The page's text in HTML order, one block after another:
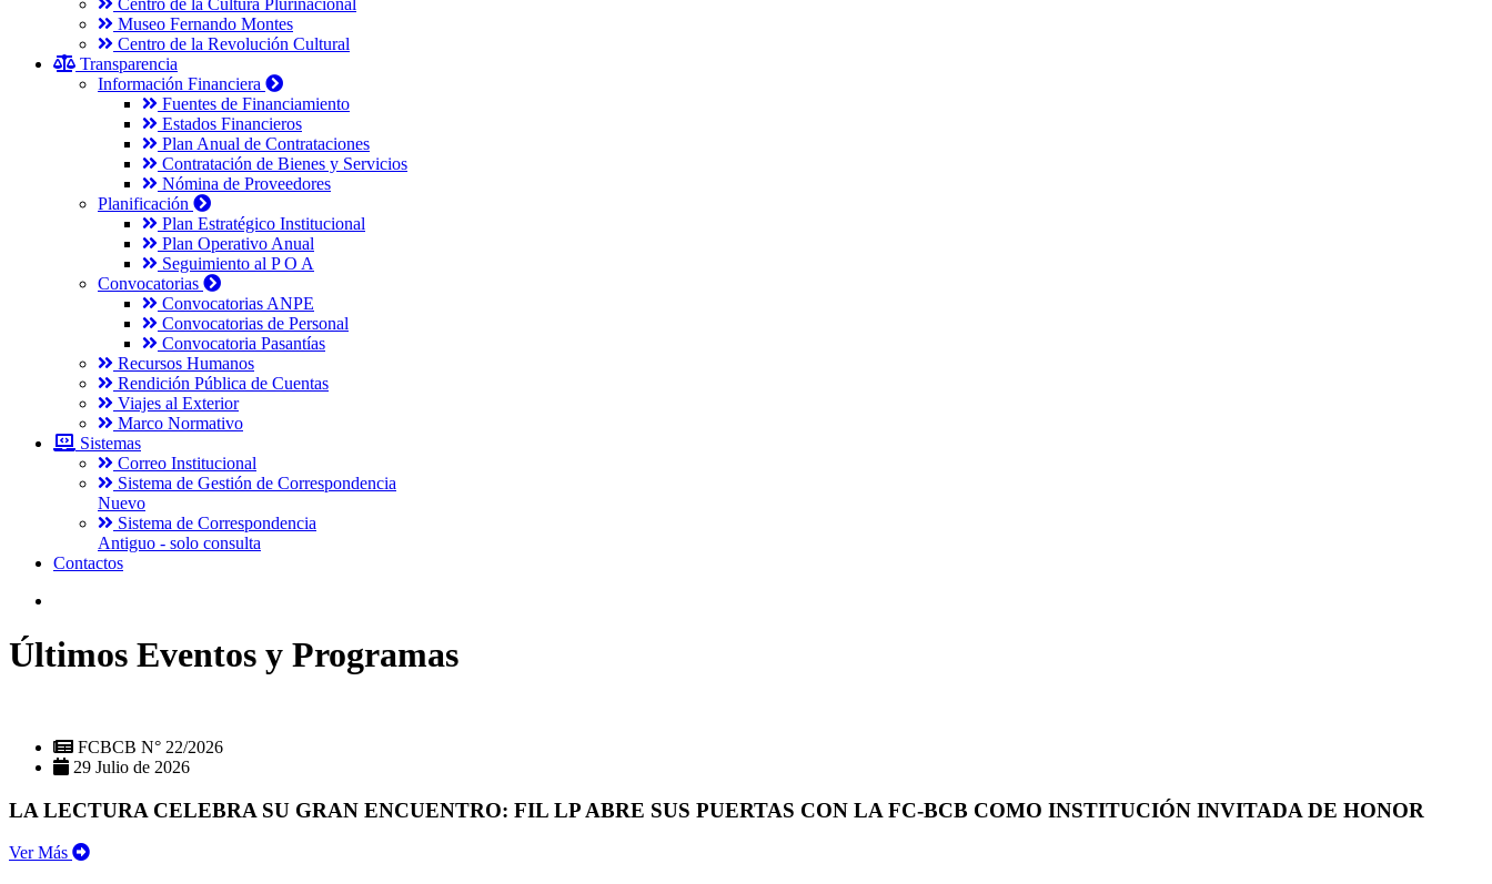
Centro de la Cultura Plurinacional
Museo Fernando Montes
Centro de la Revolución Cultural
Transparencia
Información Financiera
Fuentes de Financiamiento
Estados Financieros
Plan Anual de Contrataciones
Contratación de Bienes y Servicios
Nómina de Proveedores
Planificación
Plan Estratégico Institucional
Plan Operativo Anual
Seguimiento al P O A
Convocatorias
Convocatorias ANPE
Convocatorias de Personal
Convocatoria Pasantías
Recursos Humanos
Rendición Pública de Cuentas
Viajes al Exterior
Marco Normativo
Sistemas
Correo Institucional
Sistema de Gestión de Correspondencia
Nuevo
Sistema de Correspondencia
Antiguo - solo consulta
Contactos
Últimos Eventos y Programas
FCBCB N° 22/2026
29 Julio de 2026
LA LECTURA CELEBRA SU GRAN ENCUENTRO: FIL LP ABRE SUS PUERTAS CON LA FC-BCB COMO INSTITUCIÓN INVITADA DE HONOR
Ver Más